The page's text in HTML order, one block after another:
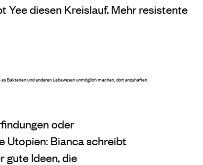
Yee diesen Kreislauf. Mehr resistente
Bakterien und anderen Lebewesen unmöglich machen, dort anzuhaften.
oder
Utopien: Bianca schreibt
gute Ideen, die